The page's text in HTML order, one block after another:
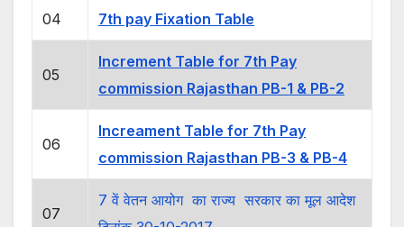
04 7th pay Fixation Table
05
Increment Table for 7th Pay
commission Rajasthan PB-1 & PB-2
06
Increament Table for 7th Pay
commission Rajasthan PB-3 & PB-4
07
7 वें वेतन आयोग का राज्य सरकार का मूल आदेश